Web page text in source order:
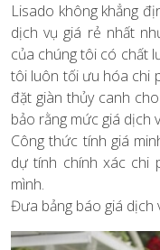
Lisado không khẳng
dịch vụ giá rẻ nhất
của chúng tôi có chất
tôi luôn tối ưu hóa chi
đặt giàn thủy canh
bảo rằng mức giá dịch
Công thức tính giá
dự tính chính xác chi
mình.
Đưa bảng báo giá dịch